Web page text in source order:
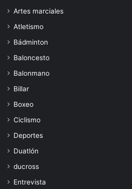
Artes marciales
Atletismo
Bádminton
Baloncesto
Balonmano
Billar
Boxeo
Ciclismo
Deportes
Duatlón
ducross
Entrevista